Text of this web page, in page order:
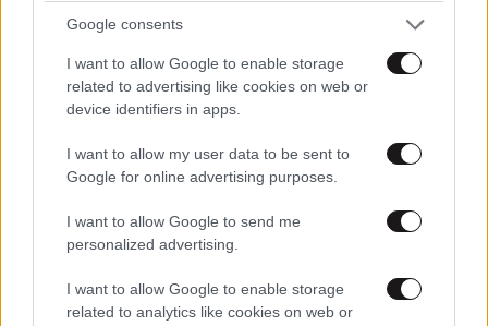
Google consents
I want to allow Google to enable storage
related to advertising like cookies on web or
device identifiers in apps.
I want to allow my user data to be sent to
Google for online advertising purposes.
I want to allow Google to send me
personalized advertising.
I want to allow Google to enable storage
related to analytics like cookies on web or
Απαντήστε
lumina 26·09·2011 09:36
Απαντήστε
Μολων Λαβε 26·09·2011 01:18